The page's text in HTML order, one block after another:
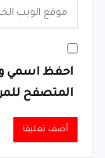
احفظ اسمي
المتصفح